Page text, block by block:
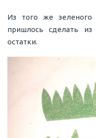
Из того же
пришлось сделать
остатки.